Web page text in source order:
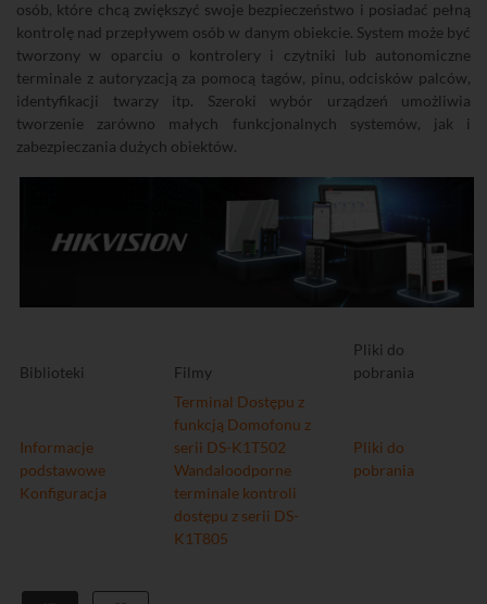
osób, które chcą zwiększyć swoje bezpieczeństwo i posiadać pełną
kontrolę nad przepływem osób w danym obiekcie. System może być
tworzony w oparciu o kontrolery i czytniki lub autonomiczne
terminale z autoryzacją za pomocą tagów, pinu, odcisków palców,
identyfikacji twarzy itp. Szeroki wybór urządzeń umożliwia
tworzenie zarówno małych funkcjonalnych systemów, jak i
zabezpieczania dużych obiektów.
Biblioteki Filmy
Pliki do
pobrania
Informacje
podstawowe
Konfiguracja
Terminal Dostępu z
funkcją Domofonu z
serii DS-K1T502
Wandaloodporne
terminale kontroli
dostępu z serii DS-
K1T805
Pliki do
pobrania